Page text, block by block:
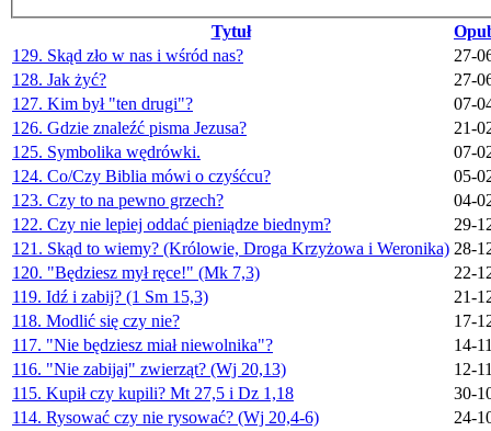
Tytuł
129. Skąd zło w nas i wśród nas?
27-
128. Jak żyć?
27-
127. Kim był "ten drugi"?
07-
126. Gdzie znaleźć pisma Jezusa?
21-
125. Symbolika wędrówki.
07-
124. Co/Czy Biblia mówi o czyśćcu?
05-
123. Czy to na pewno grzech?
04-
122. Czy nie lepiej oddać pieniądze biednym?
29-
121. Skąd to wiemy? (Królowie, Droga Krzyżowa i Weronika) 28-
120. "Będziesz mył ręce!" (Mk 7,3)
22-
119. Idź i zabij? (1 Sm 15,3)
21-
118. Modlić się czy nie?
17-
117. "Nie będziesz miał niewolnika"?
14-
116. "Nie zabijaj" zwierząt? (Wj 20,13)
12-
115. Kupił czy kupili? Mt 27,5 i Dz 1,18
30-
114. Rysować czy nie rysować? (Wj 20,4-6)
24-